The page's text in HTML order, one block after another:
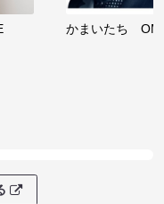
かまいたち